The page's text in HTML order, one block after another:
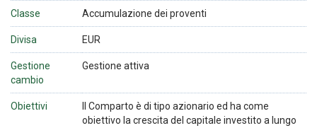
Classe Accumulazione dei proventi
Divisa EUR
Gestione
cambio
Gestione attiva
Obiettivi
Il Comparto è di tipo azionario ed ha come
obiettivo la crescita del capitale investito a lungo